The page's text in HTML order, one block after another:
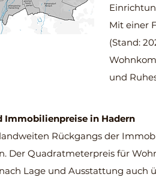
Mit einer
(Stand:
und
in Hadern
Rückgangs der
Der Quadratmeterpreis für
Lage und Ausstattung auch